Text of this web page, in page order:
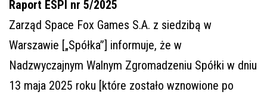
Raport ESPI nr 5/2025
Zarząd Space Fox Games S.A. z siedzibą w
Warszawie [„Spółka”] informuje, że w
Nadzwyczajnym Walnym Zgromadzeniu Spółki w dniu
13 maja 2025 roku [które zostało wznowione po